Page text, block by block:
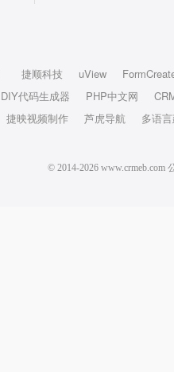
捷顺科技 uView
DIY代码生成器 PHP中文网
捷映视频制作 芦虎导航 多语
© 2014-2026